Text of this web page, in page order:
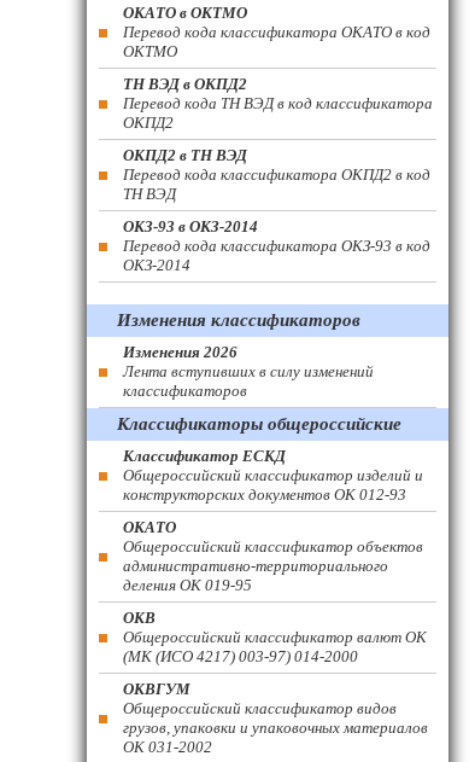
ОКАТО в ОКТМО
Перевод кода классификатора ОКАТО в код
ОКТМО
ТН ВЭД в ОКПД2
Перевод кода ТН ВЭД в код классификатора
ОКПД2
ОКПД2 в ТН ВЭД
Перевод кода классификатора ОКПД2 в код
ТН ВЭД
ОКЗ-93 в ОКЗ-2014
Перевод кода классификатора ОКЗ-93 в код
ОКЗ-2014
Изменения классификаторов
Изменения 2026
Лента вступивших в силу изменений
классификаторов
Классификаторы общероссийские
Классификатор ЕСКД
Общероссийский классификатор изделий и
конструкторских документов ОК 012-93
ОКАТО
Общероссийский классификатор объектов
административно-территориального
деления ОК 019-95
ОКВ
Общероссийский классификатор валют ОК
(МК (ИСО 4217) 003-97) 014-2000
ОКВГУМ
Общероссийский классификатор видов
грузов, упаковки и упаковочных материалов
ОК 031-2002